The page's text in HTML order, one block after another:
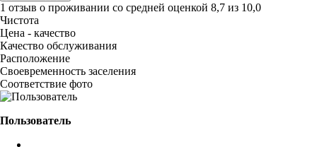
1 отзыв о проживании со средней оценкой 8,7 из 10,0
Чистота
Цена - качество
Качество обслуживания
Расположение
Своевременность заселения
Соответствие фото
Пользователь